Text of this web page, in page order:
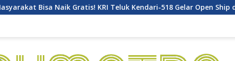
Bisa Naik Gratis! KRI Teluk Kendari-518 Gelar Open Ship di